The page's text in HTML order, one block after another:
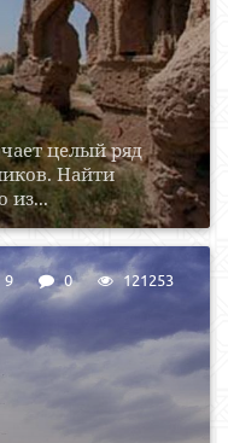
целый ряд
Найти
из...
9 0 121253